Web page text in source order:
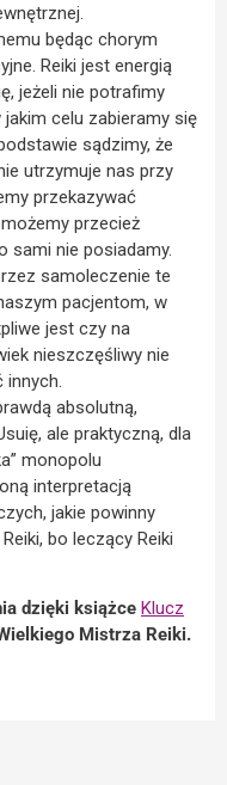
będąc chorym
Reiki jest energią
jeżeli nie potrafimy
celu zabieramy się
sądzimy, że
utrzymuje nas przy
przekazywać
przecież
sami nie posiadamy.
samoleczenie te
pacjentom, w
jest czy na
nieszczęśliwy nie
innych.
absolutną,
ale praktyczną, dla
monopolu
interpretacją
jakie powinny
bo leczący Reiki
dzięki książce Klucz
Mistrza Reiki.